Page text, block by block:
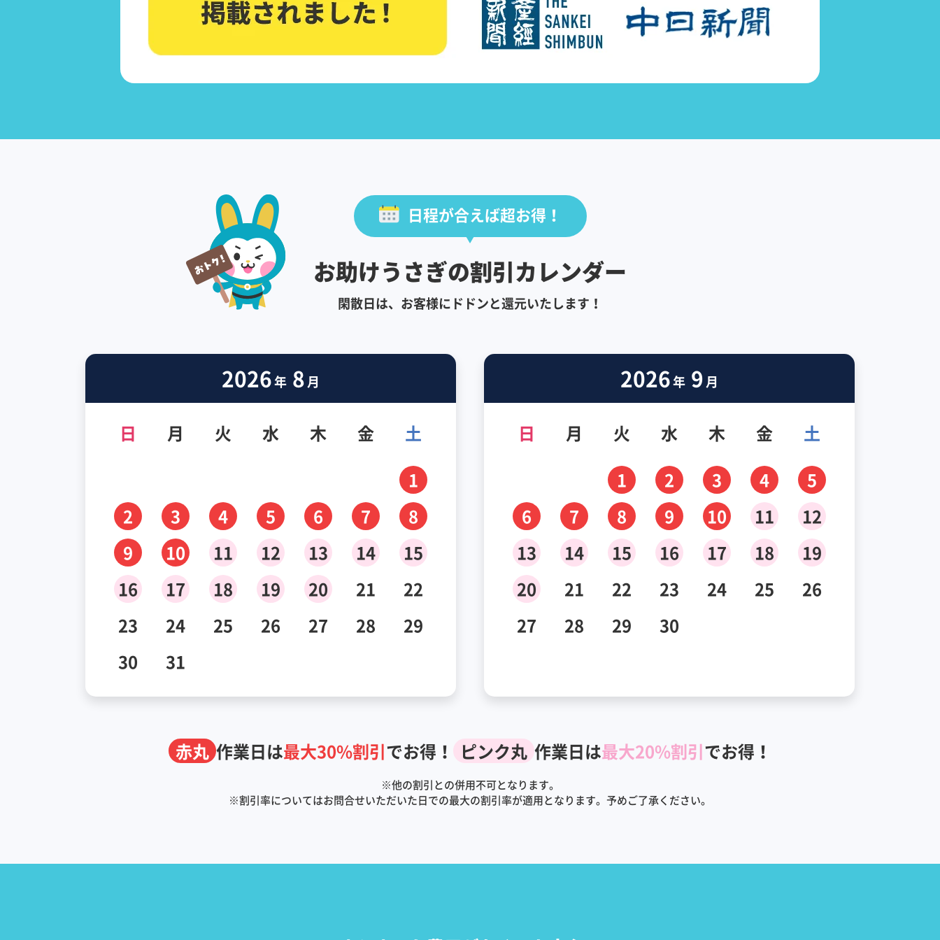
日程が合えば超お得！
お助けうさぎの割引カレンダー
閑散日は、お客様にドドンと還元いたします！
2026年 8月
日 月 火 水 木 金
土
1
2
3 4 5 6 7
8
9
10 11 12 13 14
15
16
17 18 19 20 21
22
23
24 25 26 27 28
29
30
31
2026年 9月
日 月 火 水 木 金
土
1
2 3 4
5
6
7 8 9 10 11
12
13
14 15 16 17 18
19
20
21 22 23 24 25
26
27
28 29 30
赤丸 作業日は最大30%割引でお得！ ピンク丸 作業日は最大20%割引でお得！
※他の割引との併用不可となります。
※割引率についてはお問合せいただいた日での最大の割引率が適用となります。予めご了承ください。